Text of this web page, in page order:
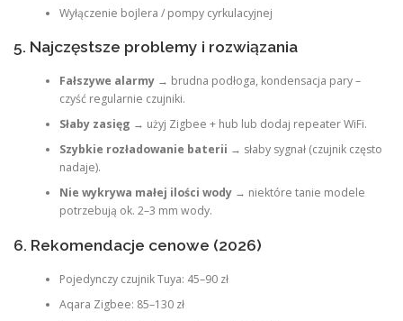
Wyłączenie bojlera / pompy cyrkulacyjnej
5. Najczęstsze problemy i rozwiązania
Fałszywe alarmy→ brudna podłoga, kondensacja pary –
czyść regularnie czujniki.
Słaby zasięg → użyj Zigbee + hub lub dodaj repeater WiFi.
Szybkie rozładowanie baterii → słaby sygnał (czujnik często
nadaje).
Nie wykrywa małej ilości wody→ niektóre tanie modele
potrzebują ok. 2–3 mm wody.
6. Rekomendacje cenowe (2026)
Pojedynczy czujnik Tuya: 45–90 zł
Aqara Zigbee: 85–130 zł